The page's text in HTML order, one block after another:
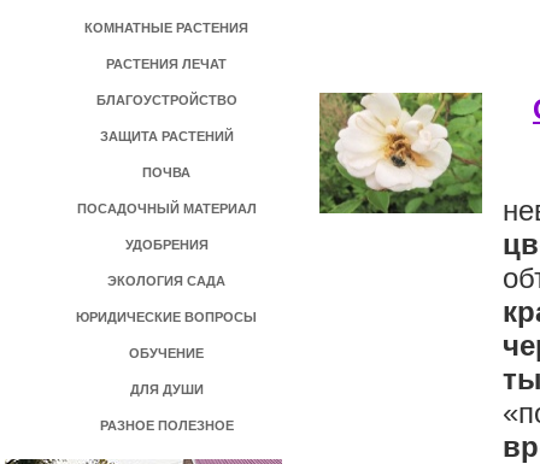
КОМНАТНЫЕ РАСТЕНИЯ
РАСТЕНИЯ ЛЕЧАТ
БЛАГОУСТРОЙСТВО
ЗАЩИТА РАСТЕНИЙ
ПОЧВА
ПОСАДОЧНЫЙ МАТЕРИАЛ
УДОБРЕНИЯ
ЭКОЛОГИЯ САДА
ЮРИДИЧЕСКИЕ ВОПРОСЫ
ОБУЧЕНИЕ
ДЛЯ ДУШИ
РАЗНОЕ ПОЛЕЗНОЕ